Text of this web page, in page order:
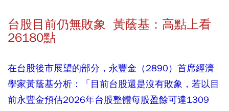
台股目前仍無敗象 黃蔭基：高點上看
26180點
在台股後市展望的部分，永豐金（2890）首席經濟
學家黃蔭基分析：「目前台股還是沒有敗象，若以目
前永豐金預估2026年台股整體每股盈餘可達1309